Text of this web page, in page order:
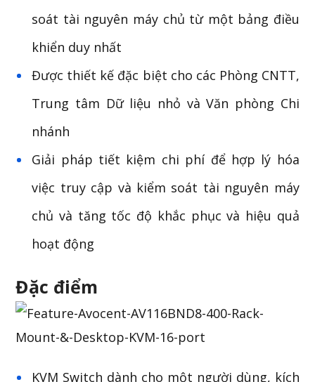
soát tài nguyên máy chủ từ một bảng điều
khiển duy nhất
Được thiết kế đặc biệt cho các Phòng CNTT,
Trung tâm Dữ liệu nhỏ và Văn phòng Chi
nhánh
Giải pháp tiết kiệm chi phí để hợp lý hóa
việc truy cập và kiểm soát tài nguyên máy
chủ và tăng tốc độ khắc phục và hiệu quả
hoạt động
Đặc điểm
KVM Switch dành cho một người dùng, kích